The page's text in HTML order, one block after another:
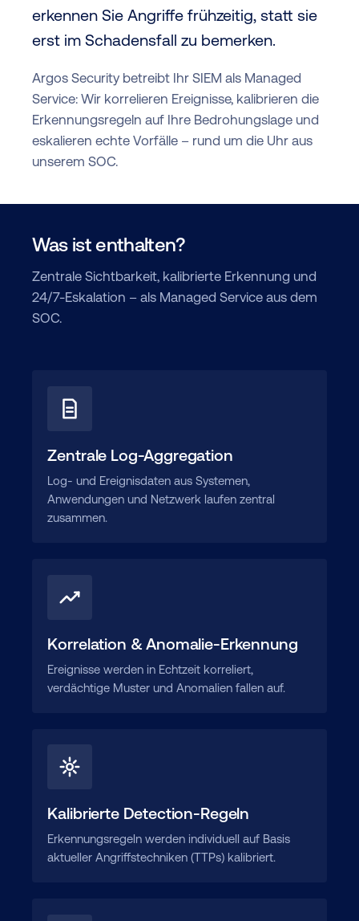
erkennen Sie Angriffe frühzeitig, statt sie
erst im Schadensfall zu bemerken.
Argos Security betreibt Ihr SIEM als Managed
Service: Wir korrelieren Ereignisse, kalibrieren die
Erkennungsregeln auf Ihre Bedrohungslage und
eskalieren echte Vorfälle – rund um die Uhr aus
unserem SOC.
Was ist enthalten?
Zentrale Sichtbarkeit, kalibrierte Erkennung und
24/7-Eskalation – als Managed Service aus dem
SOC.
Zentrale Log-Aggregation
Log- und Ereignisdaten aus Systemen,
Anwendungen und Netzwerk laufen zentral
zusammen.
Korrelation & Anomalie-Erkennung
Ereignisse werden in Echtzeit korreliert,
verdächtige Muster und Anomalien fallen auf.
Kalibrierte Detection-Regeln
Erkennungsregeln werden individuell auf Basis
aktueller Angriffstechniken (TTPs) kalibriert.